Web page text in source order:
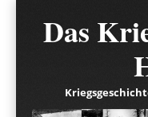
Das